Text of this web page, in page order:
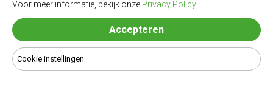
Voor meer informatie, bekijk onze Privacy Policy.
Accepteren
Cookie instellingen